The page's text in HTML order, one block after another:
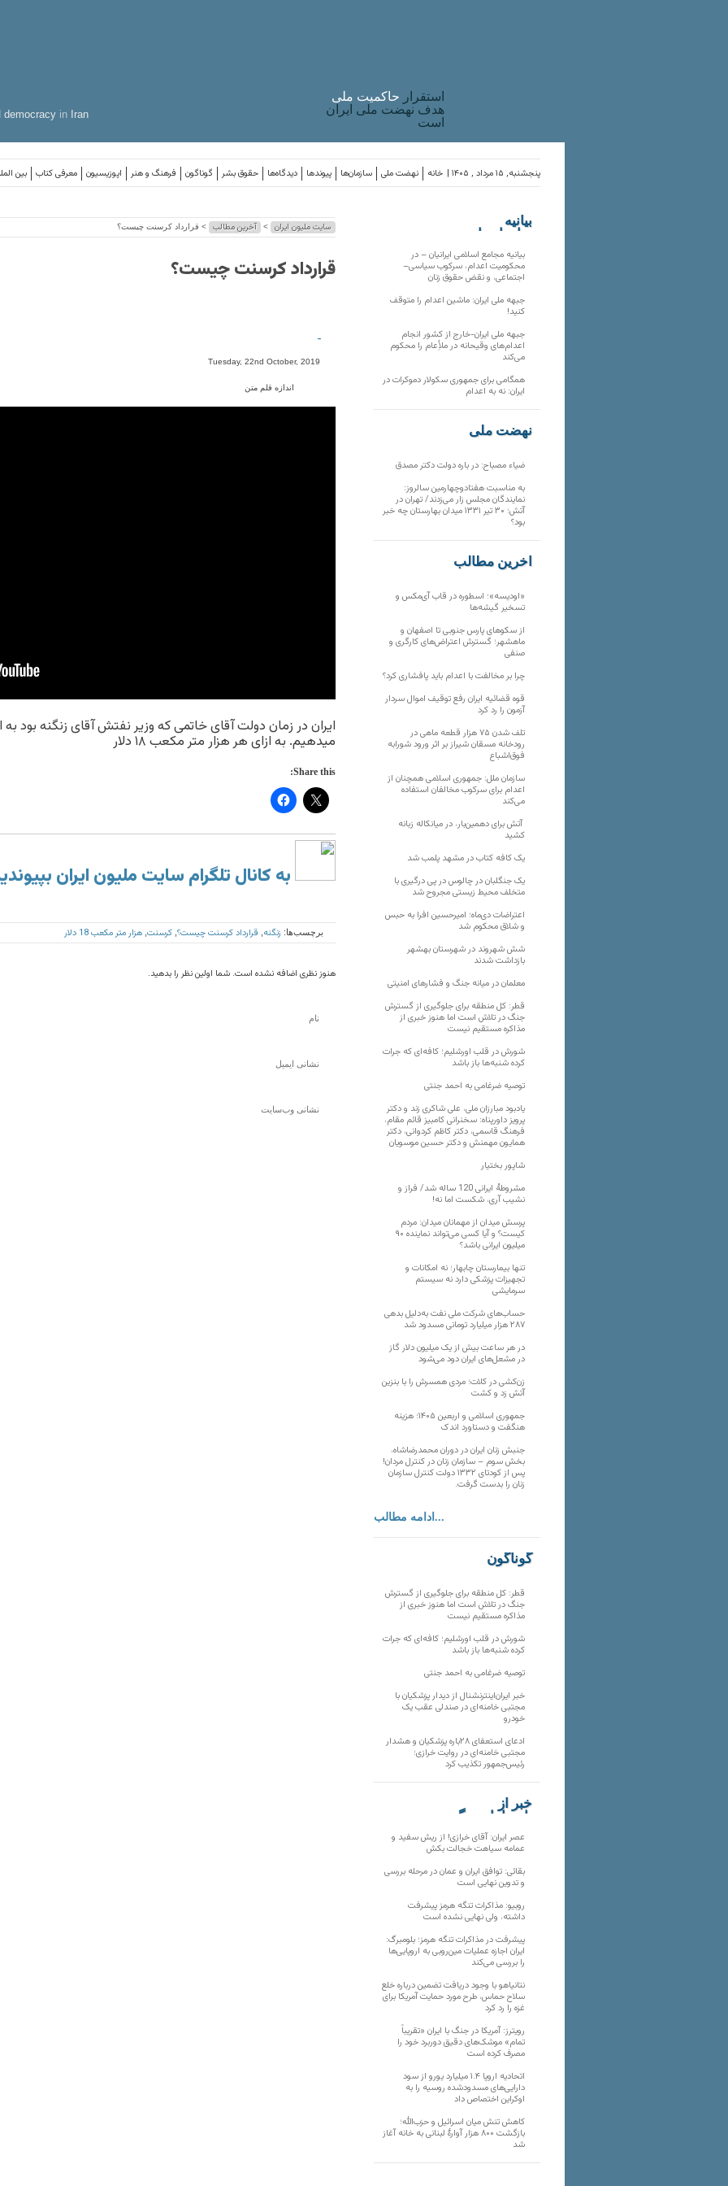
democracy in Iran
استقرار حاکميت ملی
هدف نهضت ملی ایران
است
بین معرفی کتاب اپوزیسیون فرهنگ و هنر گوناگون حقوق بشر دیدگاه‌ها پیوندها سازمان‌ها نهضت ملی خانه پنجشنبه, ۱۵ مرداد , ۱۴۰۵ |
سایت ملیون ایران > آخرین مطالب > قرارداد کرسنت چیست؟
قرارداد کرسنت چیست؟
-
Tuesday, 22nd October, 2019
اندازه قلم متن
ایران در زمان دولت آقای خاتمی که وزیر نفتش آقای زنگنه بود
میدهیم. به ازای هر هزار متر مکعب ۱۸ دلار
Share this:
به کانال تلگرام سایت ملیون ایران
برچسب‌ها: زنگنه قرارداد کرسنت چیست؟ کرسنت هزار متر مکعب 18 دلار
هنوز نظری اضافه نشده است. شما اولین نظر را بدهید.
بیانیه
سازمان‌های
بیانیه مجامع اسلامی ایرانیان – در
محکومیت اعدام، سرکوب سیاسی–
اجتماعی، و نقض حقوق زنان
جبهه ملی ایران: ماشین اعدام را متوقف
کنید!
جبهه ملی ایران-خارج از کشور انجام
اعدام‌های وقیحانه در ملأِعام را محکوم
می‌کند
همگامی برای جمهوری سکولار دموکرات در
ایران: نه به اعدام
نهضت ملی
ضیاء مصباح: در باره دولت دکتر مصدق
به مناسبت هفتادوچهارمین سالروز:
نمایندگان مجلس زار می‌زدند/ تهران در
آتش؛ ۳۰ تیر ۱۳۳۱ میدان بهارستان چه خبر
بود؟
آخرین مطالب
«اودیسه»؛ اسطوره در قاب آی‌مکس و
تسخیر گیشه‌ها
از سکوهای پارس جنوبی تا اصفهان و
ماهشهر؛ گسترش اعتراض‌های کارگری و
صنفی
چرا بر مخالفت با اعدام باید پافشاری کرد؟
قوه قضائیه ایران رفع توقیف اموال سردار
آزمون را رد کرد
تلف شدن ۷۵ هزار قطعه ماهی در
رودخانه مسقان شیراز بر اثر ورود شورابه
فوق‌اشباع
سازمان ملل: جمهوری اسلامی همچنان از
اعدام برای سرکوب مخالفان استفاده
می‌کند
آتش برای دهمین‌بار، در میانکاله زبانه
کشید
یک کافه کتاب در مشهد پلمب شد
یک جنگلبان در چالوس در پی درگیری با
متخلف محیط زیستی مجروح شد
اعتراضات دی‌ماه؛ امیرحسین افرا به حبس
و شلاق محکوم شد
شش شهروند در شهرستان بهشهر
بازداشت شدند
معلمان در میانه جنگ و فشارهای امنیتی
قطر: کل منطقه برای جلوگیری از گسترش
جنگ در تلاش است اما هنوز خبری از
مذاکره مستقیم نیست
شورش در قلب اورشلیم؛ کافه‌ای که جرات
کرده شنبه‌ها باز باشد
توصیه ضرغامی به احمد جنتی
یادبود مبارزان ملی، علی شاکری زند و دکتر
پرویز داورپناه: سخنرانی کامبیز قائم مقام،
فرهنگ قاسمی، دکتر کاظم کردوانی، دکتر
همایون مهمنش و دکتر حسین موسویان
شاپور بختیار
مشروطۀ ایرانی 120 ساله شد/ فراز و
نشیب آری، شکست اما نه!
پرسش میدان از مهمانان میدان: مردم
کیست؟ و آیا کسی می‌تواند نماینده ۹۰
میلیون ایرانی باشد؟
تنها بیمارستان چابهار؛ نه امکانات و
تجهیزات پزشکی دارد نه سیستم
سرمایشی
حساب‌های شرکت ملی نفت به‌دلیل بدهی
۲۸۷ هزار میلیارد تومانی مسدود شد
در هر ساعت بیش از یک میلیون دلار گاز
در مشعل‌های ایران دود می‌شود
زن‌کشی در کلات؛ مردی همسرش را با بنزین
آتش زد و کشت
جمهوری اسلامی و اربعین ۱۴۰۵؛ هزینه
هنگفت و دستاورد اندک
جنبش زنان ایران در دوران محمدرضاشاه،
بخش سوم – سازمان زنان در کنترل مردان!
پس از کودتای ۱۳۳۲ دولت کنترل سازمان
زنان را بدست گرفت.
ادامه مطالب...
گوناگون
قطر: کل منطقه برای جلوگیری از گسترش
جنگ در تلاش است اما هنوز خبری از
مذاکره مستقیم نیست
شورش در قلب اورشلیم؛ کافه‌ای که جرات
کرده شنبه‌ها باز باشد
توصیه ضرغامی به احمد جنتی
خبر ایران‌اینترنشنال از دیدار پزشکیان با
مجتبی خامنه‌ای در صندلی عقب یک
خودرو
ادعای استعفای ۲۸باره پزشکیان و هشدار
مجتبی خامنه‌ای در روایت خرازی؛
رئیس‌جمهور تکذیب کرد
خبر از
تارنماهای دیگر
عصر ایران: آقای خرازی! از ریش سفید و
عمامه سیاهت خجالت بکش
بقائی: توافق ایران و عمان در مرحله بررسی
و تدوین نهایی است
روبیو: مذاکرات تنگه هرمز پیشرفت
داشته، ولی نهایی نشده است
پیشرفت در مذاکرات تنگه هرمز؛ بلومبرگ:
ایران اجازه عملیات مین‌روبی به اروپایی‌ها
را بررسی می‌کند
نتانیاهو با وجود دریافت تضمین درباره خلع
سلاح حماس، طرح مورد حمایت آمریکا برای
غزه را رد کرد
رویترز: آمریکا در جنگ با ایران «تقریباً
تمام» موشک‌های دقیق دوربرد خود را
مصرف کرده است
اتحادیه اروپا ۱.۴ میلیارد یورو از سود
دارایی‌های مسدودشده روسیه را به
اوکراین ‏اختصاص داد
کاهش تنش میان اسرائیل و حزب‌الله؛
بازگشت ۸۰۰ هزار آوارۀ لبنانی به خانه‌ آغاز
شد